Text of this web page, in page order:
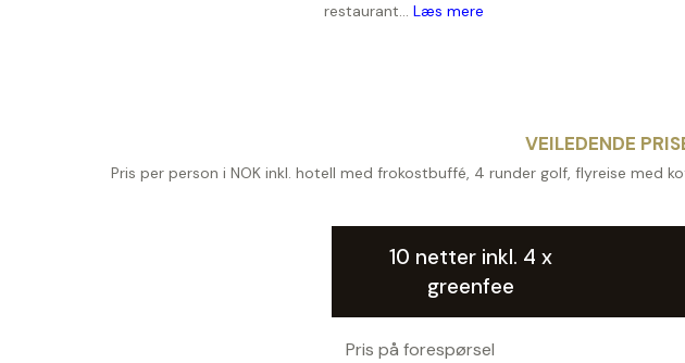
restaurant... Læs mere
VEILEDENDE
Pris per person i NOK inkl. hotell med frokostbuffé, 4 runder golf, flyreise med
10 netter inkl. 4 x
greenfee
Pris på forespørsel